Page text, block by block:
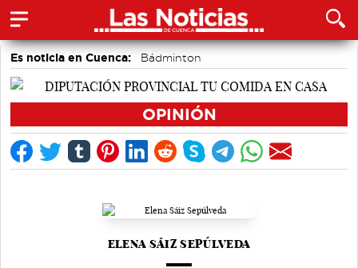
Es noticia en Cuenca:
Bádminton
Actividades culturales en Cuenca
Fútbol
OPINIÓN
ELENA SÁIZ SEPÚLVEDA